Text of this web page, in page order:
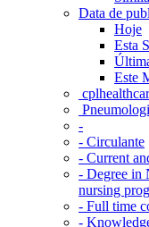
Data de
Hoje
Esta
Este
-
- Circulante
- Current
- Degree in
nursing
- Full time
-